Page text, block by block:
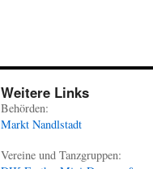
Weitere Links
Behörden:
Markt Nandlstadt
Vereine und Tanzgruppen: